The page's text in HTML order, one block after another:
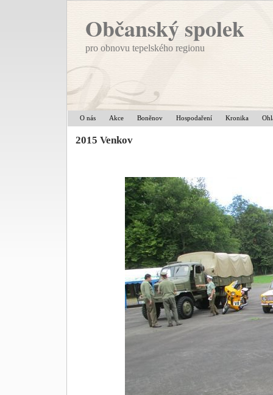
Občanský spolek
pro obnovu tepelského regionu
O nás Akce Boněnov Hospodaření Kronika
2015 Venkov